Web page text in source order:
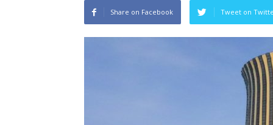
Share on Facebook Tweet on